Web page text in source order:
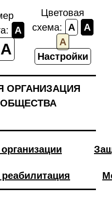
A
A
Цветовая
схема:
A
A
A
Настройки
ОРГАНИЗАЦИЯ